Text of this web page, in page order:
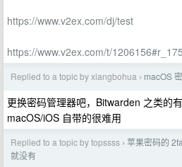
https://www.v2ex.com/dj/test
https://www.v2ex.com/t/
Replied to a topic by xiangbohua › macOS
更换密码管理器吧，Bitwarden 之类的
macOS/iOS 自带的很难用
Replied to a topic by topssss › 苹果密码的
就没有